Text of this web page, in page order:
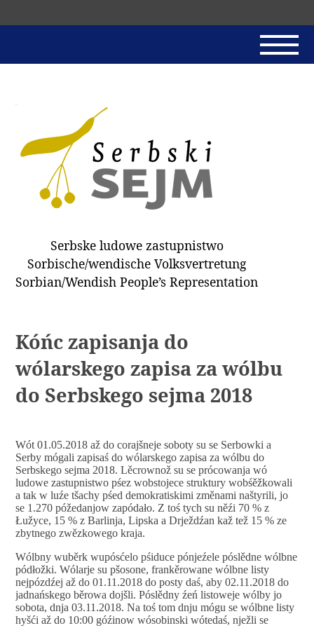
SERBSKI SEJM
JADNAŃSKI PÓRĚD
PROTOKOLE / HOBZAMKŃEŃA
DARY
WÓTPÓSŁAŃCY
HUBĚRKI
Serbske ludowe zastupnistwo
Sorbische/wendische Volksvertretung
Sorbian/Wendish People’s Representation
Kóńc zapisanja do
wólarskego zapisa za wólbu
do Serbskego sejma 2018
Wót 01.05.2018 až do corajšneje soboty su se Serbowki a
Serby mógali zapisaś do wólarskego zapisa za wólbu do
Serbskego sejma 2018. Lěcrownož su se prócowanja wó
ludowe zastupnistwo pśez wobstojece struktury wobśěžkowali
a tak w luźe tšachy pśed demokratiskimi změnami naštyrili, jo
se 1.270 póžedanjow zapódało. Z toś tych su něźi 70 % z
Łužyce, 15 % z Barlinja, Lipska a Drježdźan kaž tež 15 % ze
zbytnego zwězkowego kraja.
Wólbny wuběrk wupósćelo pśiduce pónjeźele póslědne wólbne
pódłožki. Wólarje su pšosone, frankěrowane wólbne listy
nejpózdźej až do 01.11.2018 do posty daś, aby 02.11.2018 do
jadnańskego běrowa dojšli. Póslědny źeń listoweje wólby jo
sobota, dnja 03.11.2018. Na toś tom dnju mógu se wólbne listy
hyšći až do 10:00 góźinow wósobinski wótedaś, nježli se